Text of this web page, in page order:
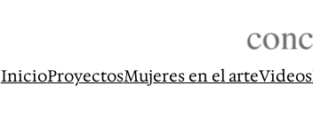
InicioProyectosMujeres en el arteVideos